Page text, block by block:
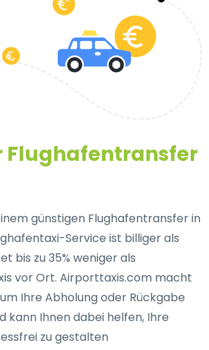
Flughafentransfer
günstigen Flughafentransfer in
Service ist billiger als
bis zu 35% weniger als
vor Ort. Airporttaxis.com macht
Ihre Abholung oder Rückgabe
kann Ihnen dabei helfen, Ihre
zu gestalten